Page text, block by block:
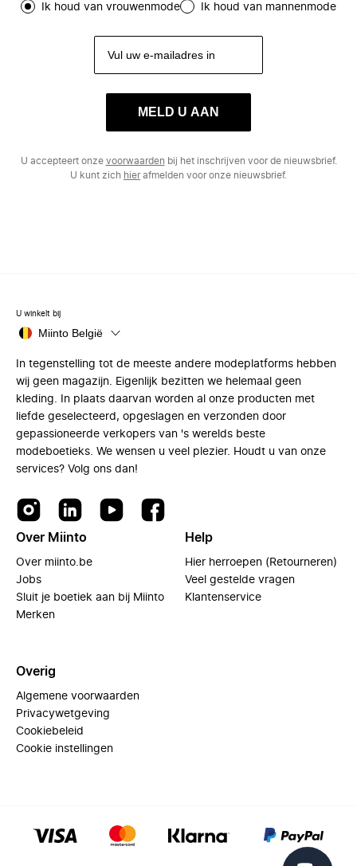
Ik houd van vrouwenmode Ik houd van mannenmode
MELD U AAN
U accepteert onze voorwaarden bij het inschrijven voor de nieuwsbrief.
U kunt zich hierafmelden voor onze nieuwsbrief.
U winkelt bij
Miinto België
In tegenstelling tot de meeste andere modeplatforms hebben
wij geen magazijn. Eigenlijk bezitten we helemaal geen
kleding. In plaats daarvan worden al onze producten met
liefde geselecteerd, opgeslagen en verzonden door
gepassioneerde verkopers van 's werelds beste
modeboetieks. We wensen u veel plezier. Houdt u van onze
services? Volg ons dan!
Over Miinto
Over miinto.be
Jobs
Sluit je boetiek aan bij Miinto
Merken
Help
Hier herroepen (Retourneren)
Veel gestelde vragen
Klantenservice
Overig
Algemene voorwaarden
Privacywetgeving
Cookiebeleid
Cookie instellingen